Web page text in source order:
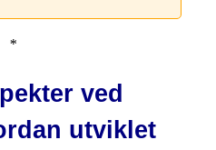
*
ved
utviklet